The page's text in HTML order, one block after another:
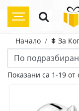
Начало ⯯ За
Показани са 1-19